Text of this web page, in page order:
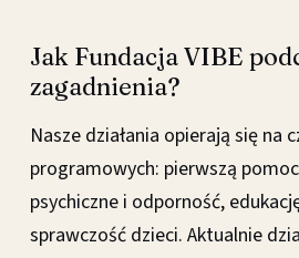
Jak Fundacja VIBE
zagadnienia?
Nasze działania opierają się na
programowych: pierwszą
psychiczne i odporność,
sprawczość dzieci. Aktualnie